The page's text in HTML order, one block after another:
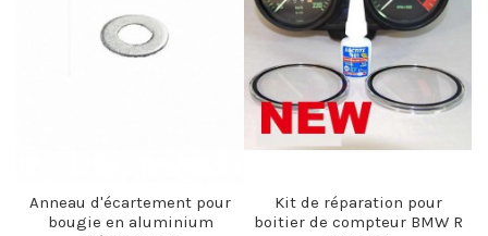
Anneau d'écartement pour
bougie en aluminium
Kit de réparation pour
boitier de compteur BMW R